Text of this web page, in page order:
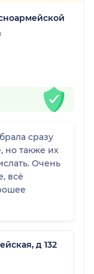
сразу
но также их
Очень
всё
д 132